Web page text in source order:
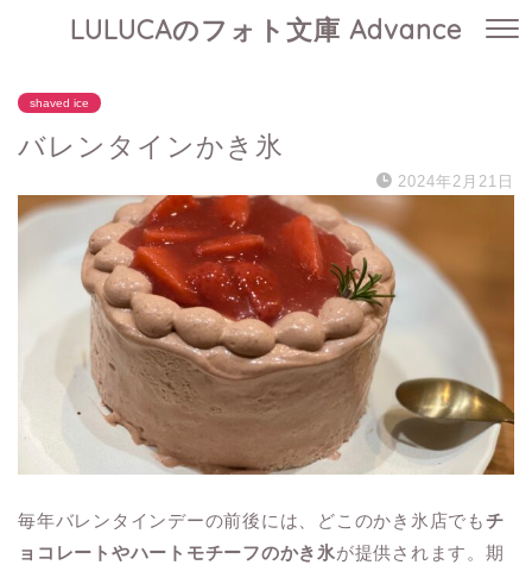
LULUCAのフォト文庫 Advance
shaved ice
バレンタインかき氷
2024年2月21日
毎年バレンタインデーの前後には、どこのかき氷店でもチ
ョコレートやハートモチーフのかき氷が提供されます。期